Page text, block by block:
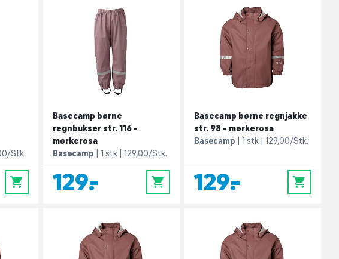
Stk.
0
Basecamp børne
regnbukser str. 116 -
mørkerosa
Basecamp
1 stk 129,00/Stk.
129,- 0
Basecamp børne regnjakke
str. 98 - mørkerosa
Basecamp
1 stk 129,00/Stk.
129,- 0